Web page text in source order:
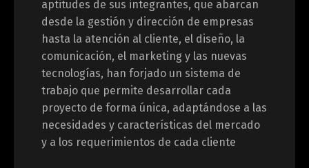
aptitudes de sus integrantes, que abarcan
desde la gestión y dirección de empresas
hasta la atención al cliente, el diseño, la
comunicación, el marketing y las nuevas
tecnologías, han forjado un sistema de
trabajo que permite desarrollar cada
proyecto de forma única, adaptándose a las
necesidades y características del mercado
y a los requerimientos de cada cliente